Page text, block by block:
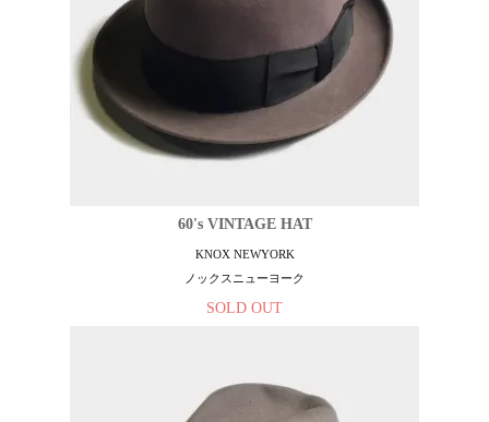
60's VINTAGE HAT
KNOX NEWYORK
ノックスニューヨーク
SOLD OUT